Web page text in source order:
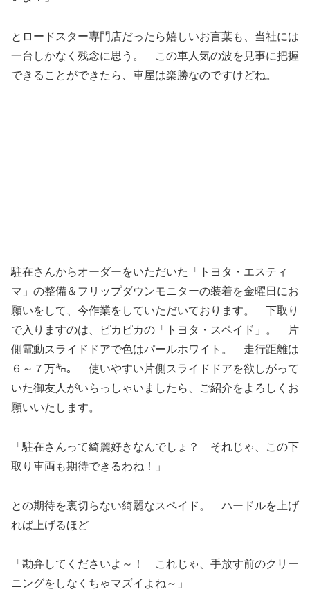
とロードスター専門店だったら嬉しいお言葉も、当社には
一台しかなく残念に思う。 この車人気の波を見事に把握
できることができたら、車屋は楽勝なのですけどね。
駐在さんからオーダーをいただいた「トヨタ・エスティ
マ」の整備＆フリップダウンモニターの装着を金曜日にお
願いをして、今作業をしていただいております。 下取り
で入りますのは、ピカピカの「トヨタ・スペイド」。 片
側電動スライドドアで色はパールホワイト。 走行距離は
６～７万㌔。 使いやすい片側スライドドアを欲しがって
いた御友人がいらっしゃいましたら、ご紹介をよろしくお
願いいたします。
「駐在さんって綺麗好きなんでしょ？ それじゃ、この下
取り車両も期待できるわね！」
との期待を裏切らない綺麗なスペイド。 ハードルを上げ
れば上げるほど
「勘弁してくださいよ～！ これじゃ、手放す前のクリー
ニングをしなくちゃマズイよね～」